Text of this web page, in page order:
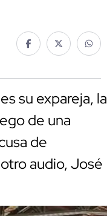
su expareja, la
de una
de
audio, José